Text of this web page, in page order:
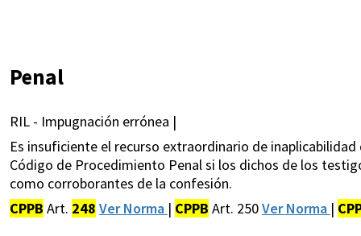
Penal
RIL - Impugnación errónea |
Es insuficiente el recurso extraordinario de
Código de Procedimiento Penal si los dichos de los
como corroborantes de la confesión.
CPPB Art. 248 Ver Norma | CPPB Art. 250Ver Norma |